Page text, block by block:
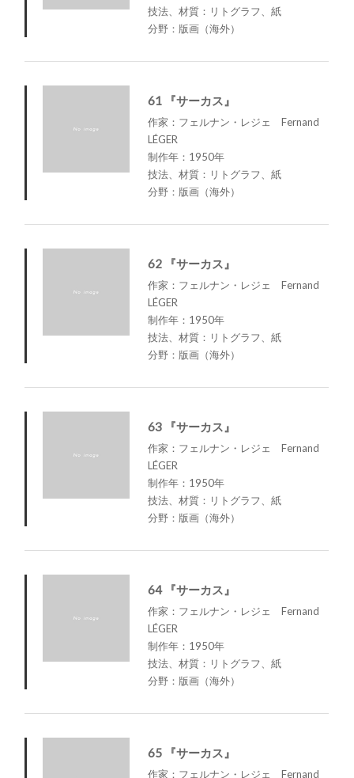
技法、材質：リトグラフ、紙
分野：版画（海外）
61 『サーカス』
作家：フェルナン・レジェ Fernand
LÉGER
制作年：1950年
技法、材質：リトグラフ、紙
分野：版画（海外）
62 『サーカス』
作家：フェルナン・レジェ Fernand
LÉGER
制作年：1950年
技法、材質：リトグラフ、紙
分野：版画（海外）
63 『サーカス』
作家：フェルナン・レジェ Fernand
LÉGER
制作年：1950年
技法、材質：リトグラフ、紙
分野：版画（海外）
64 『サーカス』
作家：フェルナン・レジェ Fernand
LÉGER
制作年：1950年
技法、材質：リトグラフ、紙
分野：版画（海外）
65 『サーカス』
作家：フェルナン・レジェ Fernand